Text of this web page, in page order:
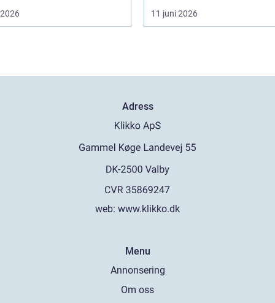
11 juni 2026
Adress
web: www.klikko.dk
Menu
Annonsering
Om oss